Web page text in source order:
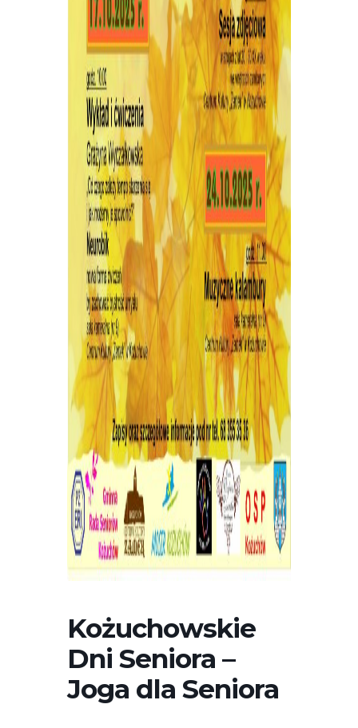
Kożuchowskie
Dni Seniora –
Joga dla Seniora